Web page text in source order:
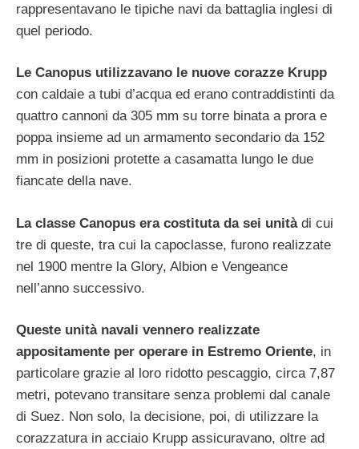
rappresentavano le tipiche navi da battaglia inglesi di
quel periodo.
Le Canopus utilizzavano le nuove corazze Krupp
con caldaie a tubi d’acqua ed erano contraddistinti da
quattro cannoni da 305 mm su torre binata a prora e
poppa insieme ad un armamento secondario da 152
mm in posizioni protette a casamatta lungo le due
fiancate della nave.
La classe Canopus era costituta da sei unità di cui
tre di queste, tra cui la capoclasse, furono realizzate
nel 1900 mentre la Glory, Albion e Vengeance
nell’anno successivo.
Queste unità navali vennero realizzate
appositamente per operare in Estremo Oriente, in
particolare grazie al loro ridotto pescaggio, circa 7,87
metri, potevano transitare senza problemi dal canale
di Suez. Non solo, la decisione, poi, di utilizzare la
corazzatura in acciaio Krupp assicuravano, oltre ad